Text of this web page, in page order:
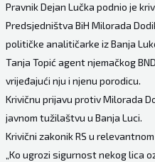
Pravnik Dejan Lučka podnio je
Predsjedništva BiH Milorada
političke analitičarke iz Banja
Tanja Topić agent njemačkog
vrijeđajući nju i njenu porodicu.
Krivičnu prijavu protiv Milorada
javnom tužilaštvu u Banja Luci.
Krivični zakonik RS u
„Ko ugrozi sigurnost nekog lica